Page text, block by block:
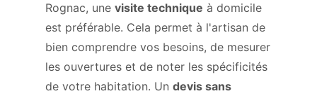
Rognac, une visite technique à domicile
est préférable. Cela permet à l'artisan de
bien comprendre vos besoins, de mesurer
les ouvertures et de noter les spécificités
de votre habitation. Un devis sans